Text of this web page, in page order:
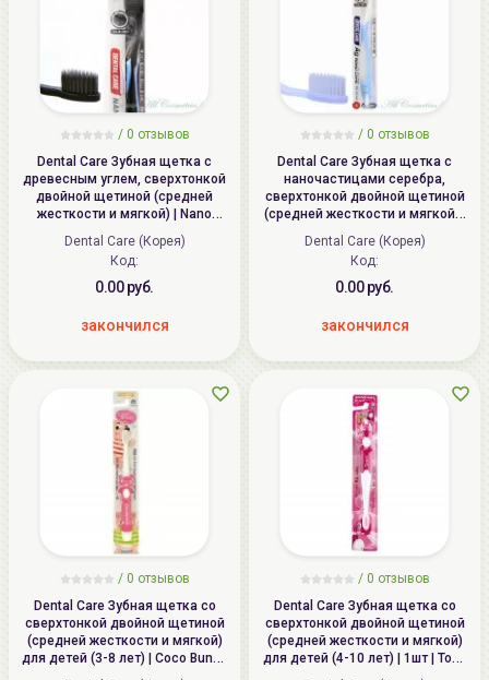
/ 0 отзывов
Dental Care Зубная щетка c
древесным углем, сверхтонкой
двойной щетиной (средней
жесткости и мягкой) | Nano
Charcoal Brush
Dental Care (Корея)
Код:
0.00 руб.
закончился
/ 0 отзывов
Dental Care Зубная щетка c
наночастицами серебра,
сверхтонкой двойной щетиной
(средней жесткости и мягкой) |
Nano Silver Brush
Dental Care (Корея)
Код:
0.00 руб.
закончился
/ 0 отзывов
Dental Care Зубная щетка cо
сверхтонкой двойной щетиной
(средней жесткости и мягкой)
для детей (3-8 лет) | Coco Bunny
Kids Toothbrush
/ 0 отзывов
Dental Care Зубная щетка cо
сверхтонкой двойной щетиной
(средней жесткости и мягкой)
для детей (4-10 лет) | 1шт | Toori
Kids Toothbrush